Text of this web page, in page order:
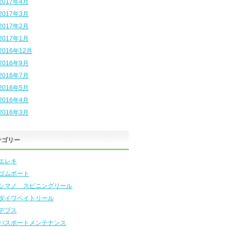
年4月
年3月
年2月
年1月
年12月
年9月
年7月
年5月
年4月
年3月
ゴリー
レキ
ムボート
マノ スピニングリール
イワベイトリール
プス
スボートメンテナンス